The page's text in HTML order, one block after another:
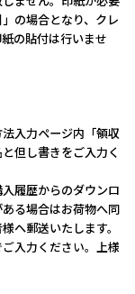
の場合となり、クレ
の貼付は行いませ
入力ページ内「領収
但し書きをご入力く
履歴からのダウンロ
る場合はお荷物へ同
へ郵送いたします。
入力ください。上様